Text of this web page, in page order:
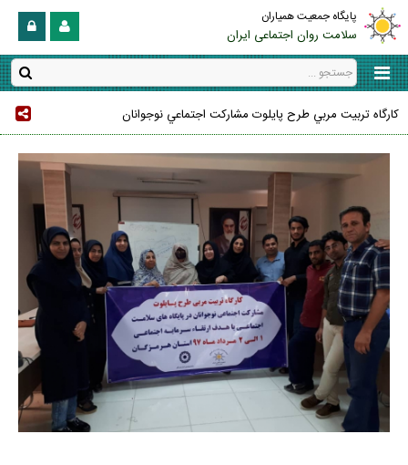
پایگاه جمعیت همیاران
سلامت روان اجتماعی ایران
كارگاه تربيت مربي طرح پايلوت مشاركت اجتماعي نوجوانان